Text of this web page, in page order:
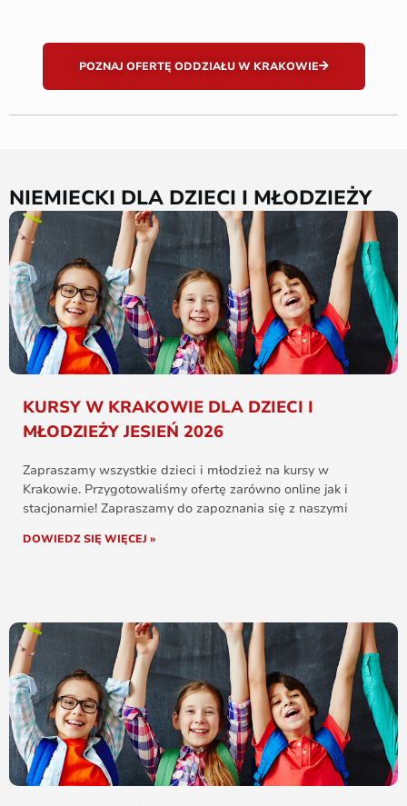
POZNAJ OFERTĘ ODDZIAŁU W KRAKOWIE
NIEMIECKI DLA DZIECI I MŁODZIEŻY
KURSY W KRAKOWIE DLA DZIECI I
MŁODZIEŻY JESIEŃ 2026
Zapraszamy wszystkie dzieci i młodzież na kursy w
Krakowie. Przygotowaliśmy ofertę zarówno online jak i
stacjonarnie! Zapraszamy do zapoznania się z naszymi
DOWIEDZ SIĘ WIĘCEJ »